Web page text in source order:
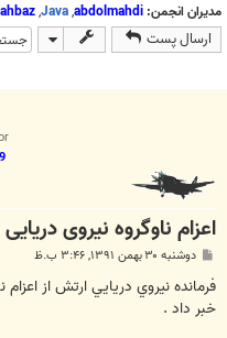
مدیران انجمن: abdolmahdi
,
Java
,
ارسال پست
اعزام ناوگروه نیروی
ت
دوشنبه ۳۰ بهمن ۱۳۹۱, ۳:۴۶ ب.ظ
فرمانده نيروي دريايي ارتش از
خبر داد .